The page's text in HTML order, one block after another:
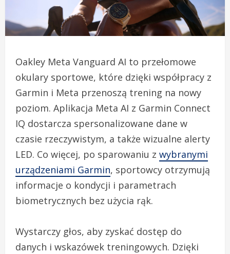
Oakley Meta Vanguard AI to przełomowe
okulary sportowe, które dzięki współpracy z
Garmin i Meta przenoszą trening na nowy
poziom. Aplikacja Meta AI z Garmin Connect
IQ dostarcza spersonalizowane dane w
czasie rzeczywistym, a także wizualne alerty
LED. Co więcej, po sparowaniu z wybranymi
urządzeniami Garmin, sportowcy otrzymują
informacje o kondycji i parametrach
biometrycznych bez użycia rąk.
Wystarczy głos, aby zyskać dostęp do
danych i wskazówek treningowych. Dzięki